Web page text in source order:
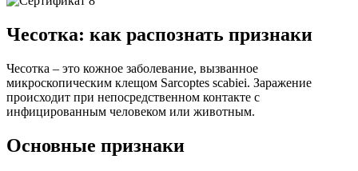
Чесотка: как распознать признаки
Чесотка – это кожное заболевание, вызванное
микроскопическим клещом Sarcoptes scabiei. Заражение
происходит при непосредственном контакте с
инфицированным человеком или животным.
Основные признаки